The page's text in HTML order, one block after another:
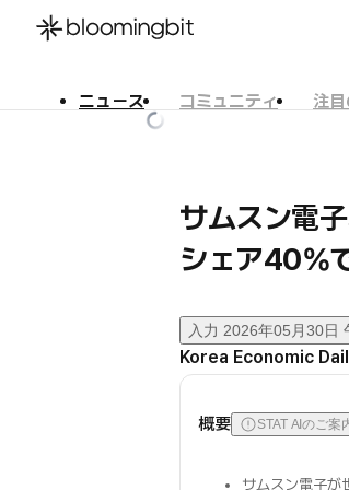
ニュース コミュニティ
注
サムスン電
シェア40%
入力 2026年05月30日
Korea Economic
概要 STAT AIのご案
サムスン電子が